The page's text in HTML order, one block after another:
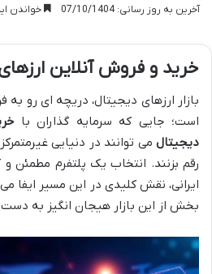
آخرین به روز رسانی: 07/10/1404 خواندن این مطلب
خرید و فروش آنلاین
بازار ارزهای دیجیتال، دریچه ای رو
است؛ جایی که سرمایه گذاران با
دیجیتال می توانند در دنیایی
رقم بزنند. انتخاب یک پلتفرم مطمئن و
ایرانی، نقش کلیدی در این مسیر ایفا
بخش از این بازار هیجان انگیز به دست